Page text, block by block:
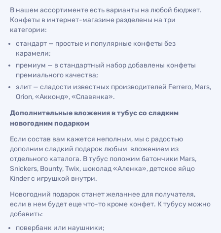
В нашем ассортименте есть варианты на любой бюджет.
Конфеты в интернет-магазине разделены на три
категории:
стандарт — простые и популярные конфеты без
карамели;
премиум — в стандартный набор добавлены конфеты
премиального качества;
элит — сладости известных производителей Ferrero, Mars,
Orion, «Акконд», «Славянка».
Дополнительные вложения в тубус со сладким
новогодним подарком
Если состав вам кажется неполным, мы с радостью
дополним сладкий подарок любым вложением из
отдельного каталога. В тубус положим батончики Mars,
Snickers, Bounty, Twix, шоколад «Аленка», детское яйцо
Kinder с игрушкой внутри.
Новогодний подарок станет желаннее для получателя,
если в нем будет еще что-то кроме конфет. К тубусу можно
добавить:
повербанк или наушники;